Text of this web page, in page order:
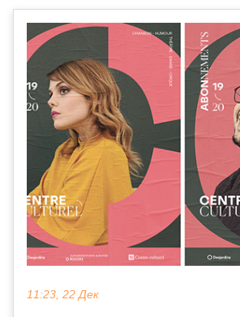
11:23, 22 Дек